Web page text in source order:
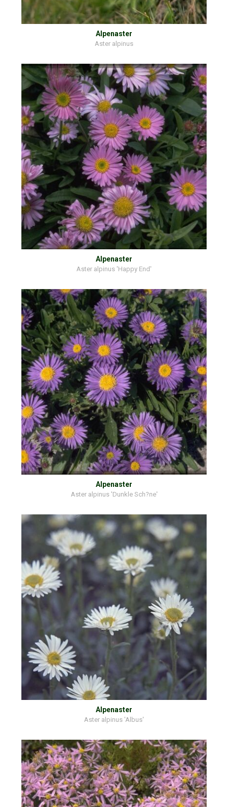
Alpenaster
Aster alpinus
Alpenaster
Aster alpinus 'Happy End'
Alpenaster
Aster alpinus 'Dunkle Sch?ne'
Alpenaster
Aster alpinus 'Albus'